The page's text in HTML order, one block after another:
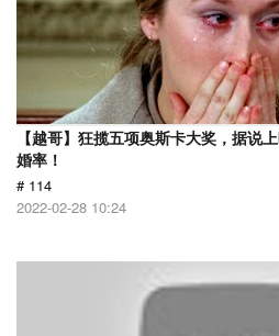
【越哥】狂揽五项奥斯卡大奖，据说
婚率！
# 114
2022-02-28 10:24